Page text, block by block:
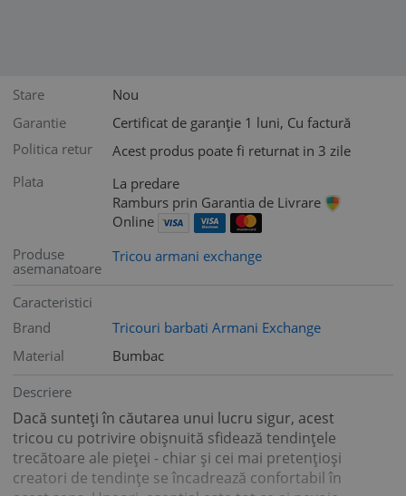
Stare
Nou
Garantie
Certificat de garanție 1 luni, Cu factură
Politica retur
Acest produs poate fi returnat in 3 zile
Plata
La predare
Ramburs prin Garantia de Livrare
Online
Produse
asemanatoare
Tricou armani exchange
Caracteristici
Brand
Tricouri barbati Armani Exchange
Material
Bumbac
Descriere
Dacă sunteți în căutarea unui lucru sigur, acest
tricou cu potrivire obișnuită sfidează tendințele
trecătoare ale pieței - chiar și cei mai pretențioși
creatori de tendințe se încadrează confortabil în